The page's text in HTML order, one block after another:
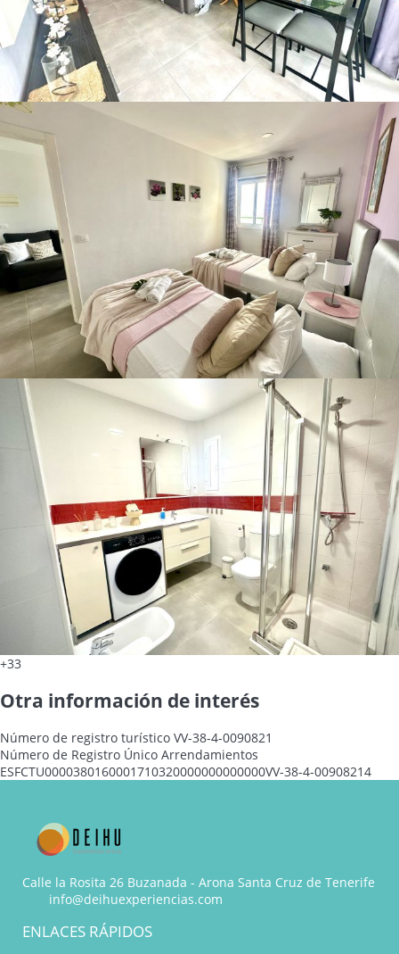
+33
Otra información de interés
Número de registro turístico VV-38-4-0090821
Número de Registro Único Arrendamientos
ESFCTU0000380160001710320000000000000VV-38-4-00908214
Calle la Rosita 26 Buzanada - Arona Santa Cruz de Tenerife
info@deihuexperiencias.com
ENLACES RÁPIDOS